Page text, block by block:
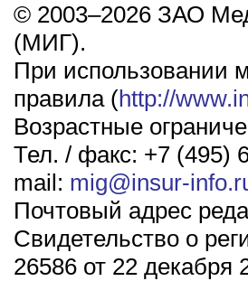
© 2003–2026 ЗАО
(МИГ).
При использовании
правила (http://
Возрастные
Тел. / факс: +7 (495)
mail: mig@insur-
Почтовый адрес
Свидетельство о
26586 от 22 декабря